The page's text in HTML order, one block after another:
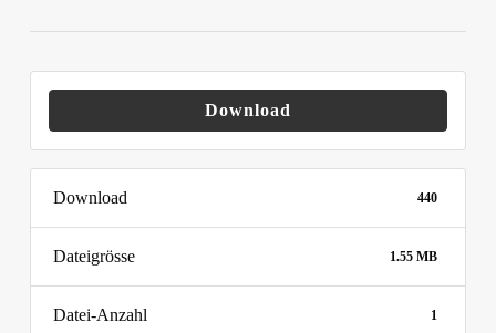
Download
Download 440
Dateigrösse 1.55 MB
Datei-Anzahl 1